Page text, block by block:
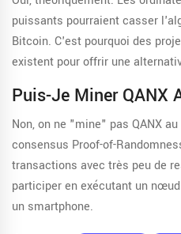
puissants pourraient casser
Bitcoin. C'est pourquoi des
existent pour offrir une
Puis-Je Miner QANX
Non, on ne "mine" pas QANX
consensus Proof-of-
transactions avec très peu de
participer en exécutant un
un smartphone.